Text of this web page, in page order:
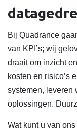
Bij Quadrance
van KPI’s; wij
draait om inzicht
kosten en risico’s
systemen, leveren
oplossingen.
Wat kunt u van